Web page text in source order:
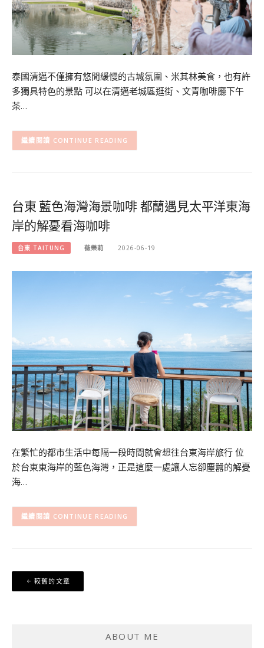
泰國清邁不僅擁有悠閒緩慢的古城氛圍、米其林美食，也有許
多獨具特色的景點 可以在清邁老城區逛街、文青咖啡廳下午
茶…
CONTINUE READING
台東 藍色海灣海景咖啡 都蘭遇見太平洋東海
岸的解憂看海咖啡
台東 TAITUNG 薇樂莉 2026-06-19
在繁忙的都市生活中每隔一段時間就會想往台東海岸旅行 位
於台東東海岸的藍色海灣，正是這麼一處讓人忘卻塵囂的解憂
海…
CONTINUE READING
章
較舊的文章
ABOUT ME